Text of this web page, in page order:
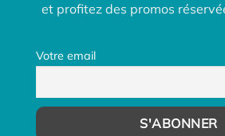
et profitez des promos
Votre email